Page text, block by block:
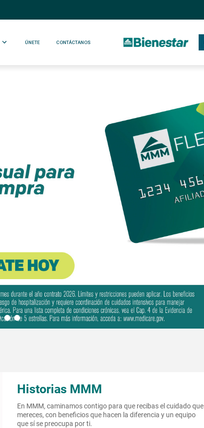
ÚNETE CONTÁCTANOS
Historias MMM
En MMM, caminamos contigo para que recibas el cuidado que
mereces, con beneficios que hacen la diferencia y un equipo
que sí se preocupa por ti.